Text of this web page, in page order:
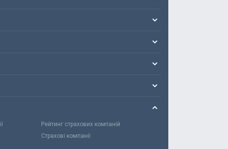
Рейтинг страхових компаній
Страхові компанії